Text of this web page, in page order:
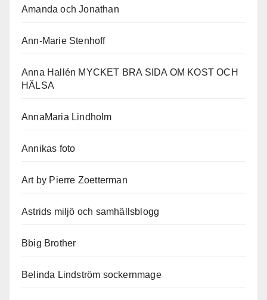
Amanda och Jonathan
Ann-Marie Stenhoff
Anna Hallén MYCKET BRA SIDA OM KOST OCH
HÄLSA
AnnaMaria Lindholm
Annikas foto
Art by Pierre Zoetterman
Astrids miljö och samhällsblogg
Bbig Brother
Belinda Lindström sockernmage